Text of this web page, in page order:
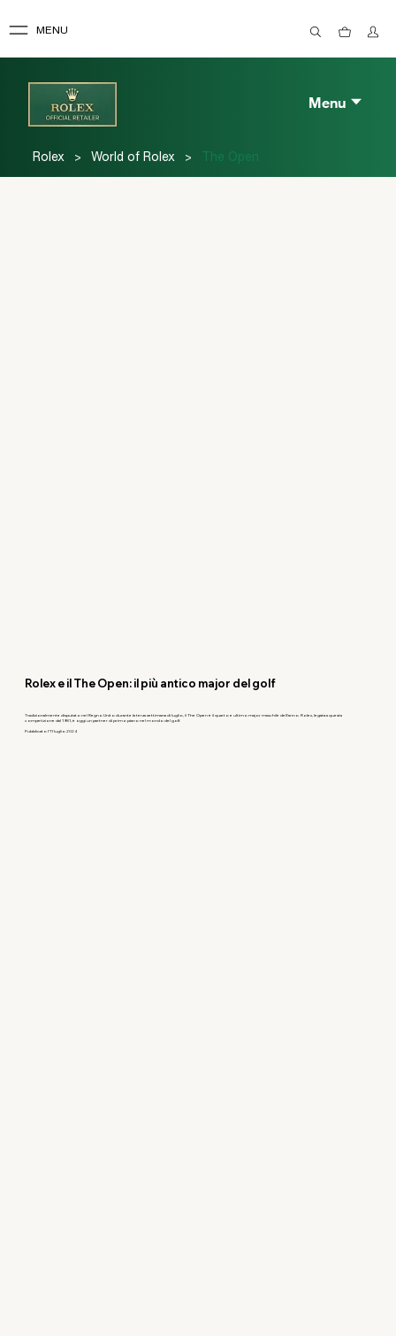
MENU
Menu
Rolex > World of Rolex > The Open
Rolex e il The Open: il più antico major del golf
Tradizionalmente disputato nel Regno Unito durante la terza settimana di luglio, il The Open è il quarto e ultimo major maschile dell’anno. Rolex, legata a questa
competizione dal 1981, è oggi un partner di primo piano nel mondo del golf.
Pubblicato l’11 luglio 2024